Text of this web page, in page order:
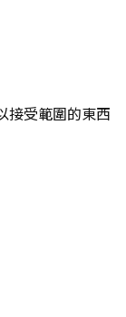
接受範圍的東西